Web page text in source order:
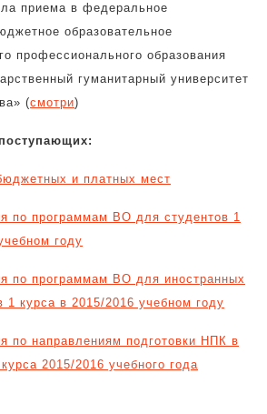
приема в федеральное
образовательное
профессионального образования
гуманитарный университет
(смотри)
и платных мест
по программам ВО для студентов 1
году
по программам ВО для иностранных
1 курса в 2015/2016 учебном году
по направлениям подготовки НПК в
2015/2016 учебного года